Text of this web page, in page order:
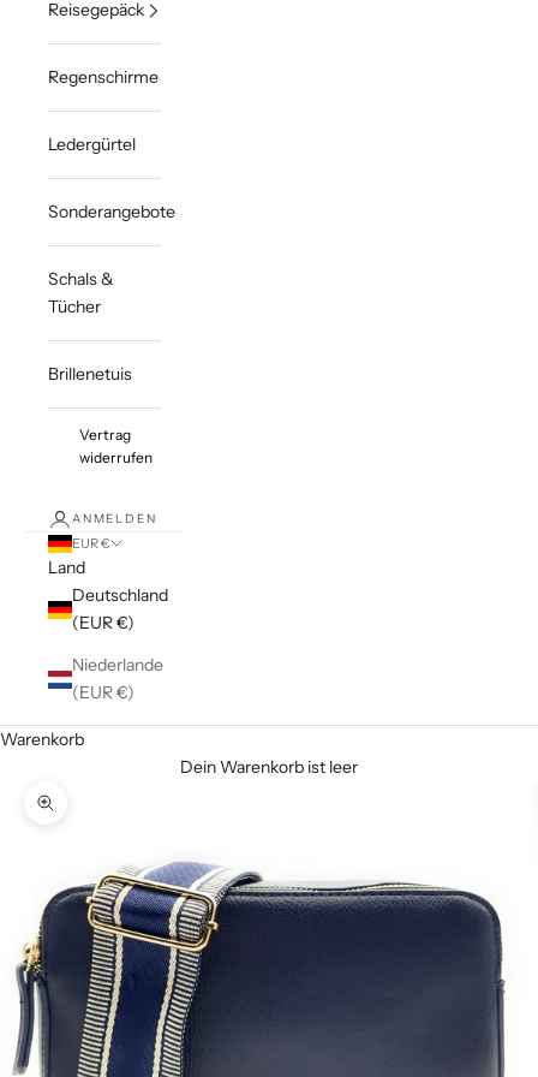
Reisegepäck
Regenschirme
Ledergürtel
Sonderangebote
Schals &
Tücher
Brillenetuis
Vertrag
widerrufen
ANMELDEN
EUR €
Land
Deutschland
(EUR €)
Niederlande
(EUR €)
Warenkorb
Dein Warenkorb ist leer
Bild vergrößern